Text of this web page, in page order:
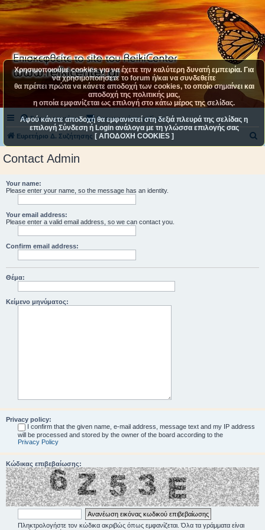
Συχνές ερωτήσεις Επικοινωνήστε μαζί μας
Ευρετήριο Δ. Συζήτησης
Contact Admin
Your name:
Please enter your name, so the message has an identity.
Your email address:
Please enter a valid email address, so we can contact you.
Confirm email address:
Θέμα:
Κείμενο μηνύματος:
Privacy policy:
I confirm that the given name, e-mail address, message text and my IP address
will be processed and stored by the owner of the board according to the
Privacy Policy
Κώδικας επιβεβαίωσης:
Πληκτρολογήστε τον κώδικα ακριβώς όπως εμφανίζεται. Όλα τα γράμματα είναι
Χρησιμοποιούμε cookies για να έχετε την καλύτερη δυνατή εμπειρία. Για
να χρησιμοποιήσετε το forum ή/και να συνδεθείτε
θα πρέπει πρώτα να κάνετε αποδοχή των cookies, το οποίο σημαίνει και
αποδοχή της πολιτικής μας,
η οποία εμφανίζεται ως επιλογή στο κάτω μέρος της σελίδας.
Αφού κάνετε αποδοχή θα εμφανιστεί στη δεξιά πλευρά της σελίδας η
επιλογή Σύνδεση ή Login ανάλογα με τη γλώσσα επιλογής σας
[ ΑΠΟΔΟΧΗ COOKIES ]